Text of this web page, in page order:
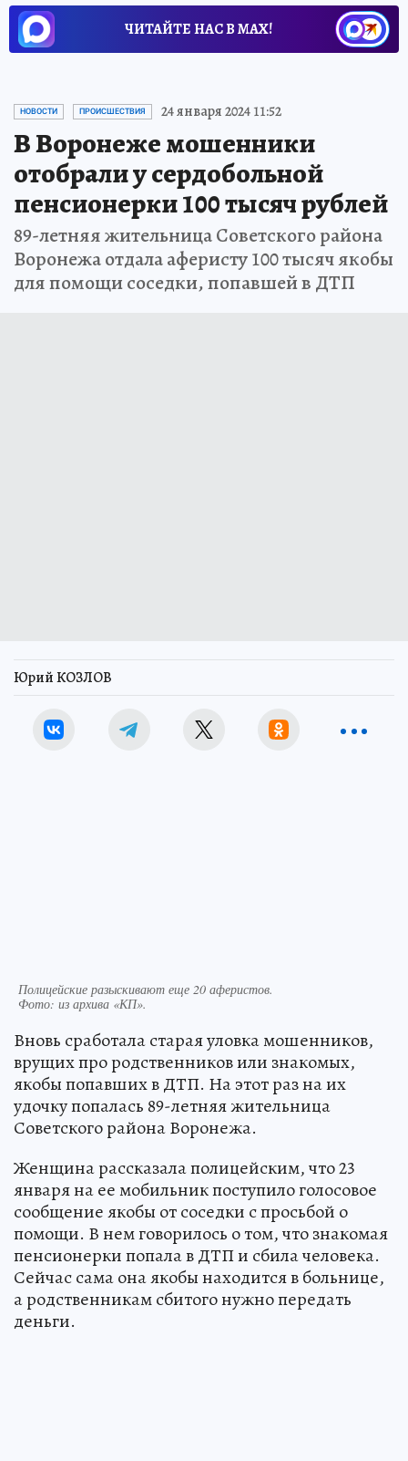
ЧИТАЙТЕ НАС В МАХ!
НОВОСТИ ПРОИСШЕСТВИЯ 24 января 2024 11:52
В Воронеже мошенники
отобрали у сердобольной
пенсионерки 100 тысяч рублей
89-летняя жительница Советского района
Воронежа отдала аферисту 100 тысяч якобы
для помощи соседки, попавшей в ДТП
Юрий КОЗЛОВ
Полицейские разыскивают еще 20 аферистов.
Фото: из архива «КП».
Вновь сработала старая уловка мошенников,
врущих про родственников или знакомых,
якобы попавших в ДТП. На этот раз на их
удочку попалась 89-летняя жительница
Советского района Воронежа.
Женщина рассказала полицейским, что 23
января на ее мобильник поступило голосовое
сообщение якобы от соседки с просьбой о
помощи. В нем говорилось о том, что знакомая
пенсионерки попала в ДТП и сбила человека.
Сейчас сама она якобы находится в больнице,
а родственникам сбитого нужно передать
деньги.